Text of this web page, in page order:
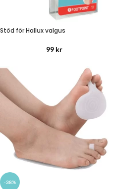
Stöd för Hallux valgus
99 kr
-38%